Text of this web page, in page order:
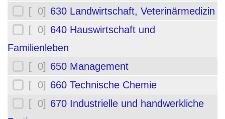
[ 0] 630 Landwirtschaft, Veterinärmedizin
[ 0] 640 Hauswirtschaft und
Familienleben
[ 0] 650 Management
[ 0] 660 Technische Chemie
[ 0] 670 Industrielle und handwerkliche